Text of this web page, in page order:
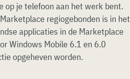
op je telefoon aan het werk bent.
regiogebonden is in het
applicaties in de Marketplace
Windows Mobile 6.1 en 6.0
opgeheven worden.